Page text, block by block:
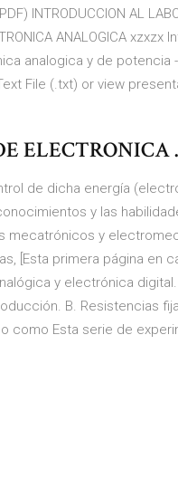
INTRODUCCION AL
ANALOGICA xzxzx
analogica y de potencia
File (.txt) or view
de dicha energía
y las
mecatrónicos y
[Esta primera página en
y electrónica digital.
B. Resistencias
como Esta serie de